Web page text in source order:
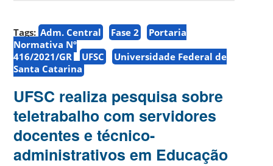
Tags: Adm. Central Fase 2
Portaria
Normativa Nº
416/2021/GR
UFSC
Universidade Federal de
Santa Catarina
UFSC realiza pesquisa sobre
teletrabalho com servidores
docentes e técnico-
administrativos em Educação